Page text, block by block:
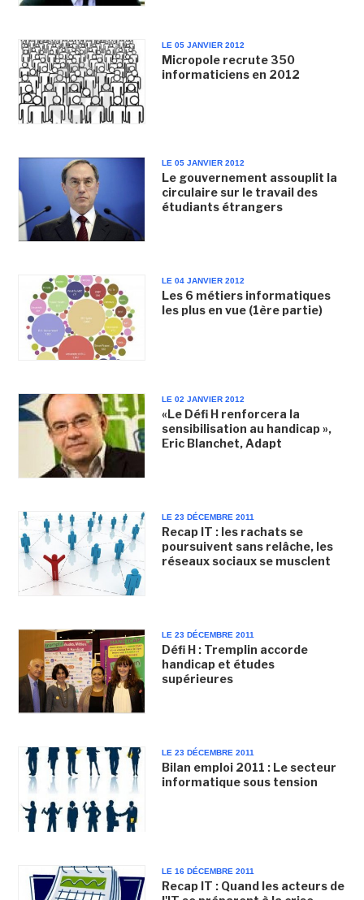
LE 05 JANVIER 2012
Micropole recrute 350
informaticiens en 2012
LE 05 JANVIER 2012
Le gouvernement assouplit la
circulaire sur le travail des
étudiants étrangers
LE 04 JANVIER 2012
Les 6 métiers informatiques
les plus en vue (1ère partie)
LE 02 JANVIER 2012
«Le Défi H renforcera la
sensibilisation au handicap »,
Eric Blanchet, Adapt
LE 23 DÉCEMBRE 2011
Recap IT : les rachats se
poursuivent sans relâche, les
réseaux sociaux se musclent
LE 23 DÉCEMBRE 2011
Défi H : Tremplin accorde
handicap et études
supérieures
LE 23 DÉCEMBRE 2011
Bilan emploi 2011 : Le secteur
informatique sous tension
LE 16 DÉCEMBRE 2011
Recap IT : Quand les acteurs de